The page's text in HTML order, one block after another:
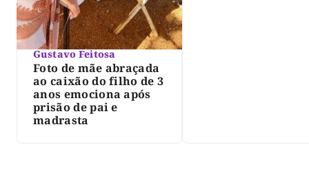
Gustavo Feitosa
Foto de mãe abraçada
ao caixão do filho de 3
anos emociona após
prisão de pai e
madrasta